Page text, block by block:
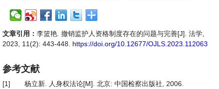
文章引用： 李篮艳. 撤销监护人资格制度存在的问题与完善[J]. 法学,
2023, 11(2): 443-448. https://doi.org/10.12677/OJLS.2023.112063
参考文献
[1]
杨立新. 人身权法论[M]. 北京: 中国检察出版社, 2006.